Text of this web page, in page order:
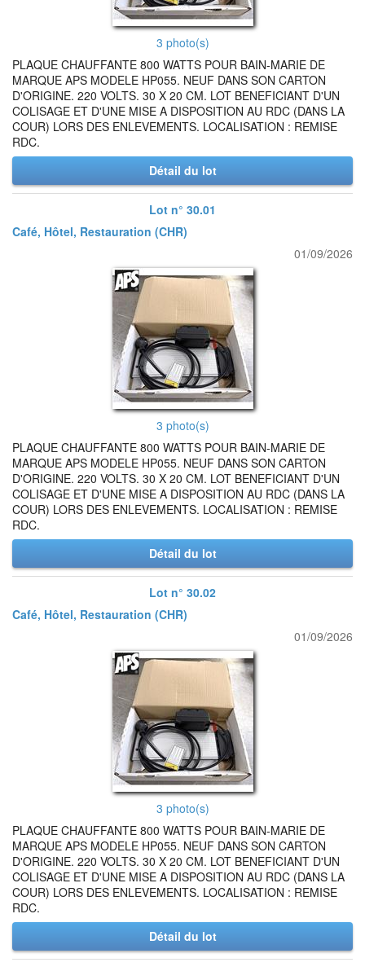
3 photo(s)
PLAQUE CHAUFFANTE 800 WATTS POUR BAIN-MARIE DE
MARQUE APS MODELE HP055. NEUF DANS SON CARTON
D'ORIGINE. 220 VOLTS. 30 X 20 CM. LOT BENEFICIANT D'UN
COLISAGE ET D'UNE MISE A DISPOSITION AU RDC (DANS LA
COUR) LORS DES ENLEVEMENTS. LOCALISATION : REMISE
RDC.
Détail du lot
Lot n° 30.01
Café, Hôtel, Restauration (CHR)
01/09/2026
3 photo(s)
PLAQUE CHAUFFANTE 800 WATTS POUR BAIN-MARIE DE
MARQUE APS MODELE HP055. NEUF DANS SON CARTON
D'ORIGINE. 220 VOLTS. 30 X 20 CM. LOT BENEFICIANT D'UN
COLISAGE ET D'UNE MISE A DISPOSITION AU RDC (DANS LA
COUR) LORS DES ENLEVEMENTS. LOCALISATION : REMISE
RDC.
Détail du lot
Lot n° 30.02
Café, Hôtel, Restauration (CHR)
01/09/2026
3 photo(s)
PLAQUE CHAUFFANTE 800 WATTS POUR BAIN-MARIE DE
MARQUE APS MODELE HP055. NEUF DANS SON CARTON
D'ORIGINE. 220 VOLTS. 30 X 20 CM. LOT BENEFICIANT D'UN
COLISAGE ET D'UNE MISE A DISPOSITION AU RDC (DANS LA
COUR) LORS DES ENLEVEMENTS. LOCALISATION : REMISE
RDC.
Détail du lot